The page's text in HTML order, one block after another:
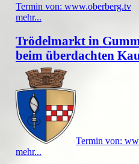
Termin von: www.oberberg.tv
mehr...
Trödelmarkt in
beim überdachten
Termin von:
mehr...